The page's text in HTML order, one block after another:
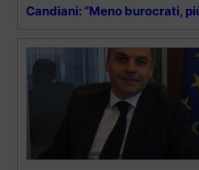
Candiani: “Meno burocrati,